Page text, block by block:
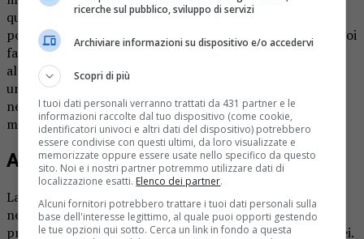
qualche anno – spiega la figlia Gianna Valli –. Poi l’hanno
portata in una saletta dove abbiamo potuto incontrarla noi
familiari, per mantenere ancora qualche cautela verso gli
altri ospiti. Non mancando di niente, le abbiamo regalato
un bel fiore, che potrà portare alla statua della Madonna
nella cappella dell’istituto. La mamma è sempre stata
molto devota e sappiamo che le farà piacere».
Abile sarta e instancabile lavoratrice
La signora Gina ha vissuto autonomamente fino a 96 anni
nella sua casa di Ghemme, quando a causa di alcuni
problemi di salute, la figlia Gianna è andata a vivere con lei.
ricerche sul pubblico, sviluppo di servizi
Archiviare informazioni su dispositivo e/o accedervi
Scopri di più
I tuoi dati personali verranno trattati da 431 partner e le
informazioni raccolte dal tuo dispositivo (come cookie,
identificatori univoci e altri dati del dispositivo) potrebbero
essere condivise con questi ultimi, da loro visualizzate e
memorizzate oppure essere usate nello specifico da questo
sito. Noi e i nostri partner potremmo utilizzare dati di
localizzazione esatti. Elenco dei partner.
Alcuni fornitori potrebbero trattare i tuoi dati personali sulla
base dell'interesse legittimo, al quale puoi opporti gestendo
le tue opzioni qui sotto. Cerca un link in fondo a questa